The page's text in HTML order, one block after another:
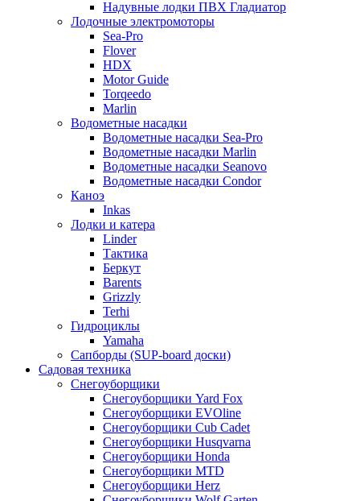
Надувные лодки ПВХ Гладиатор
Лодочные электромоторы
Sea-Pro
Flover
HDX
Motor Guide
Torqeedo
Marlin
Водометные насадки
Водометные насадки Sea-Pro
Водометные насадки Marlin
Водометные насадки Seanovo
Водометные насадки Condor
Каноэ
Inkas
Лодки и катера
Linder
Тактика
Беркут
Barents
Grizzly
Terhi
Гидроциклы
Yamaha
Сапборды (SUP-board доски)
Садовая техника
Снегоуборщики
Снегоуборщики Yard Fox
Снегоуборщики EVOline
Снегоуборщики Cub Cadet
Снегоуборщики Husqvarna
Снегоуборщики Honda
Снегоуборщики MTD
Снегоуборщики Herz